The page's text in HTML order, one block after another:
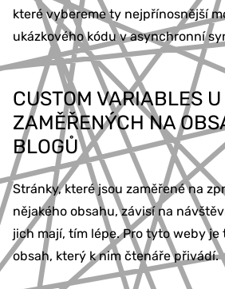
které vybereme ty nejpřínosnější
ukázkového kódu v asynchronní
CUSTOM VARIABLES
ZAMĚŘENÝCH NA
BLOGŮ
Stránky, které jsou zaměřené na
nějakého obsahu, závisí na
jich mají, tím lépe. Pro tyto weby
obsah, který k nim čtenáře přivádí.